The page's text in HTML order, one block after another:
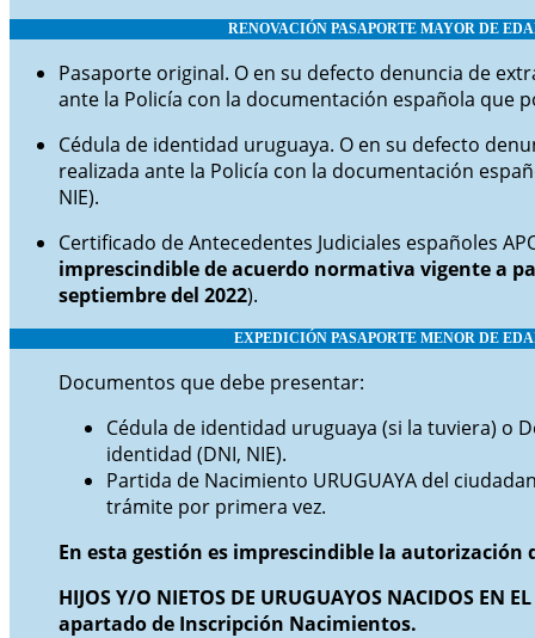
RENOVACIÓN PASAPORTEMAYOR DE
Pasaporte original. O en su defecto denuncia de
ante la Policía con la documentación española que
Cédula de identidad uruguaya. O en su defecto
realizada ante la Policía con la documentación
NIE).
Certificado de Antecedentes Judiciales españoles
imprescindible de acuerdo normativa vigente a
septiembre del 2022).
EXPEDICIÓN PASAPORTE MENOR DE
Documentos que debe presentar:
Cédula de identidad uruguaya (si la tuviera) o
identidad (DNI, NIE).
Partida de Nacimiento URUGUAYA del
trámite por primera vez.
En esta gestión es imprescindible la autorización
HIJOS Y/O NIETOS DE URUGUAYOS NACIDOS EN
apartado de Inscripción Nacimientos.